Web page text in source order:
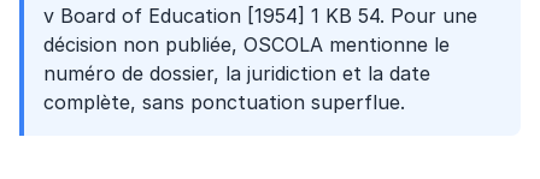
v Board of Education [1954] 1 KB 54. Pour une
décision non publiée, OSCOLA mentionne le
numéro de dossier, la juridiction et la date
complète, sans ponctuation superflue.